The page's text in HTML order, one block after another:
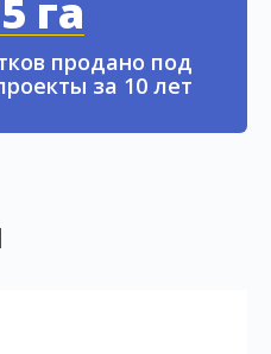
га
продано под
за 10 лет